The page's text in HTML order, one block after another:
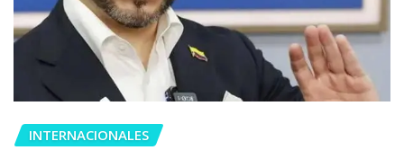
INTERNACIONALES